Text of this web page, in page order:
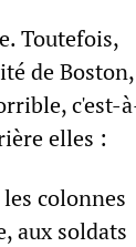
Toutefois,
de Boston,
c'est-
elles :
colonnes
aux soldats